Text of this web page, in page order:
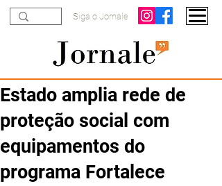
Siga o Jornale
Estado amplia rede de
proteção social com
equipamentos do
programa Fortalece